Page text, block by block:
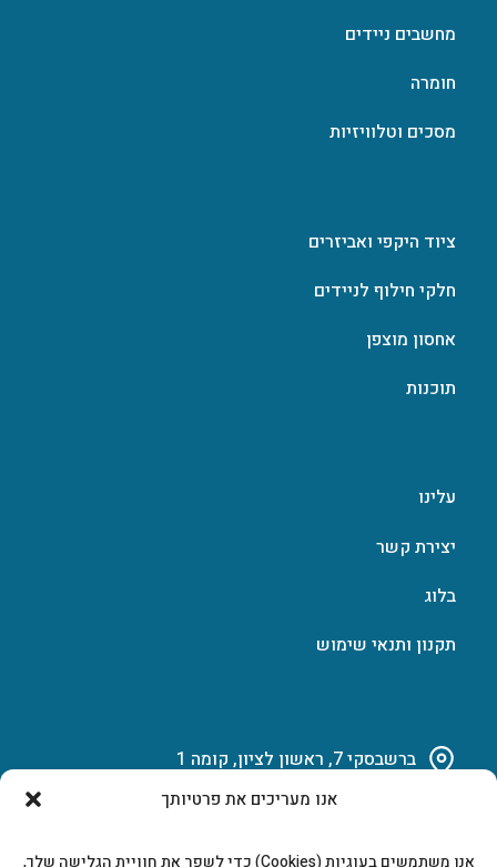
אנו מעריכים את פרטיותך
אנו משתמשים בעוגיות (Cookies) כדי לשפר את חוויית הגלישה שלך,
מחשבים ניידים
חומרה
מסכים וטלוויזיות
ציוד היקפי ואביזרים
חלקי חילוף לניידים
אחסון מוצפן
תוכנות
עלינו
יצירת קשר
בלוג
תקנון ותנאי שימוש
ברשבסקי 7, ראשון לציון, קומה 1